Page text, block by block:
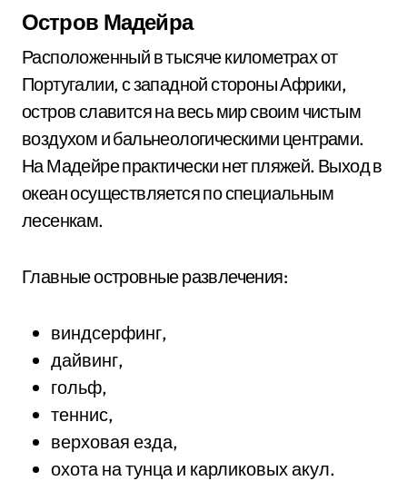
Остров Мадейра
Расположенный в тысяче километрах от
Португалии, с западной стороны Африки,
остров славится на весь мир своим чистым
воздухом и бальнеологическими центрами.
На Мадейре практически нет пляжей. Выход в
океан осуществляется по специальным
лесенкам.
Главные островные развлечения:
виндсерфинг,
дайвинг,
гольф,
теннис,
верховая езда,
охота на тунца и карликовых акул.